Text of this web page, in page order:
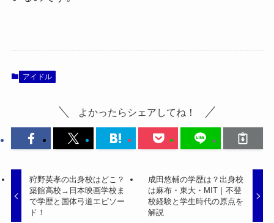
アイドル
よかったらシェアしてね！
狩野英孝の出身校はどこ？
築館高校→日本映画学校ま
で学歴と国体弓道エピソー
ド！
成田悠輔の学歴は？出身校
は麻布・東大・MIT｜不登
校経験と学生時代の原点を
解説